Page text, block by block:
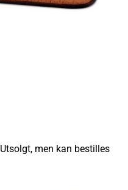
Utsolgt, men kan bestilles